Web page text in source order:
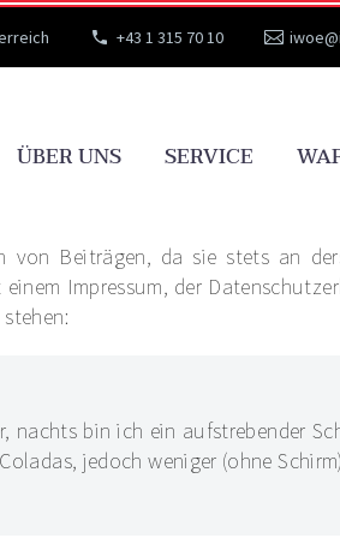
+43 1 315 70 10
ÜBER UNS SERVICE
von Beiträgen, da sie stets an
Impressum, der
nachts bin ich ein aufstrebender
jedoch weniger (ohne